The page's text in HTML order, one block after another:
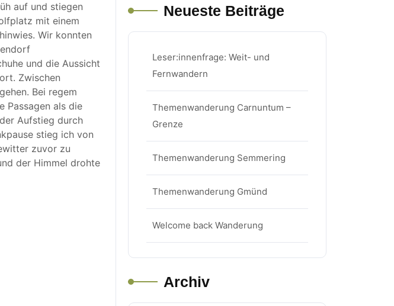
auf und stiegen
mit einem
Wir konnten
und die Aussicht
Zwischen
Bei regem
Passagen als die
Aufstieg durch
stieg ich von
zuvor zu
der Himmel drohte
Neueste Beiträge
Leser:innenfrage: Weit- und
Fernwandern
Themenwanderung Carnuntum –
Grenze
Themenwanderung Semmering
Themenwanderung Gmünd
Welcome back Wanderung
Archiv